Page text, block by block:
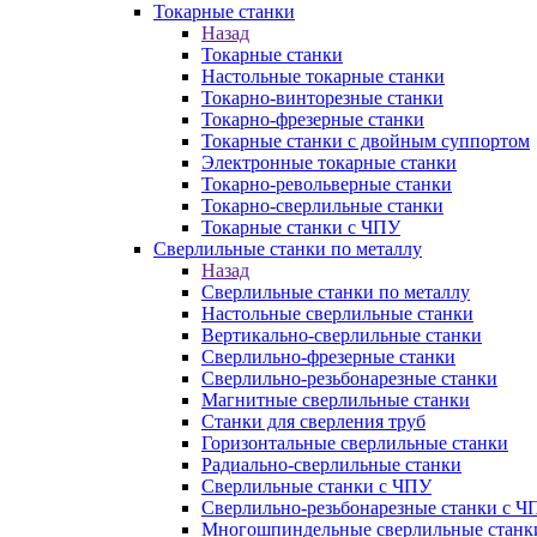
Токарные станки
Назад
Токарные станки
Настольные токарные станки
Токарно-винторезные станки
Токарно-фрезерные станки
Токарные станки с двойным суппортом
Электронные токарные станки
Токарно-револьверные станки
Токарно-сверлильные станки
Токарные станки с ЧПУ
Сверлильные станки по металлу
Назад
Сверлильные станки по металлу
Настольные сверлильные станки
Вертикально-сверлильные станки
Сверлильно-фрезерные станки
Сверлильно-резьбонарезные станки
Магнитные сверлильные станки
Станки для сверления труб
Горизонтальные сверлильные станки
Радиально-сверлильные станки
Сверлильные станки с ЧПУ
Сверлильно-резьбонарезные станки с
Многошпиндельные сверлильные